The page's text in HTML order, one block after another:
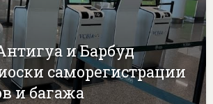
и Барбуд
саморегистрации
и багажа